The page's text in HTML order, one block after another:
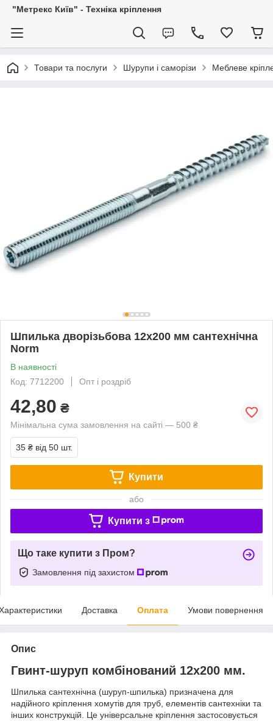
"Метрекс Київ" - Техніка кріплення
Товари та послуги Шурупи і саморізи Меблеве
Шпилька дворізьбова 12х200 мм сантехнічна
Norm
В наявності
Код: 7712200
Опт і роздріб
42,80 ₴
Мінімальна сума замовлення на сайті — 500 ₴
35 ₴ від 50 шт.
Купити
або
Купити з
Що таке купити з Пром?
Замовлення під захистом
Доставка Оплата Умови повернення
Опис
Гвинт-шуруп комбінований 12х200 мм.
Шпилька сантехнічна (шуруп-шпилька) призначена для
надійного кріплення хомутів для труб, елементів сантехніки та
інших конструкцій. Це універсальне кріплення застосовується